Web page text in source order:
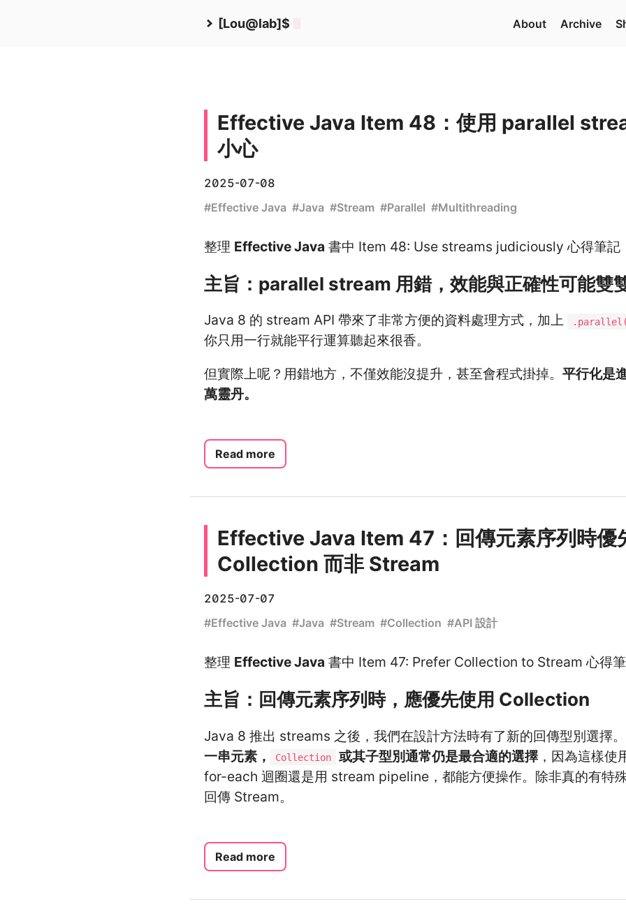
[Lou@lab]$ About Archive
Effective Java Item 48：使用 parallel
小心
2025-07-08
#Effective Java #Java #Stream #Parallel #Multithreading
整理 Effective Java 書中 Item 48: Use streams judiciously 心得筆記
主旨：parallel stream 用錯，效能與正確性可能雙
Java 8 的 stream API 帶來了非常方便的資料處理方式，加上
你只用一行就能平行運算聽起來很香。
但實際上呢？用錯地方，不僅效能沒提升，甚至會程式掛掉。 平行化是
萬靈丹。
Read more
Effective Java Item 47：回傳元素序列時優
Collection 而非 Stream
2025-07-07
#Effective Java #Java #Stream #Collection #API 設計
整理 Effective Java 書中 Item 47: Prefer Collection to Stream 心得
主旨：回傳元素序列時，應優先使用 Collection
Java 8 推出 streams 之後，我們在設計方法時有了新的回傳型別選擇。
一串元素，
Collection 或其子型別通常仍是最合適的選擇 ，因為這樣使
for-each 迴圈還是用 stream pipeline，都能方便操作。除非真的有特
回傳 Stream。
Read more